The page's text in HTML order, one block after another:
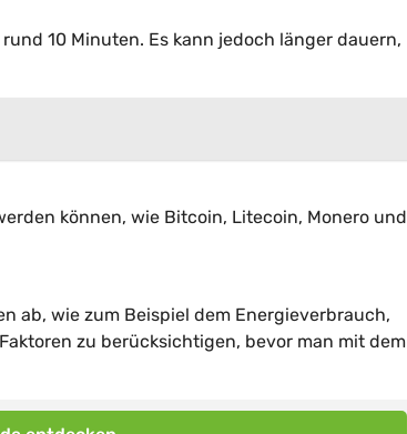
10 Minuten. Es kann jedoch länger dauern,
können, wie Bitcoin, Litecoin, Monero und
ab, wie zum Beispiel dem Energieverbrauch,
zu berücksichtigen, bevor man mit dem